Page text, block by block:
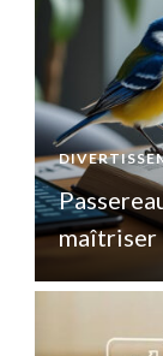
maîtriser